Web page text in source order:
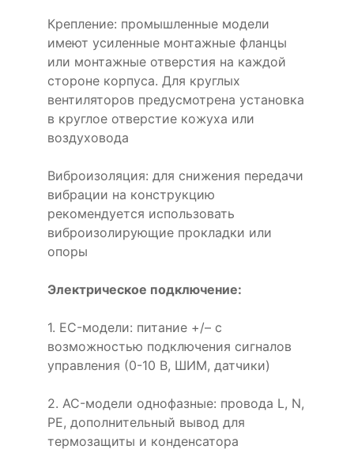
Крепление: промышленные модели
имеют усиленные монтажные фланцы
или монтажные отверстия на каждой
стороне корпуса. Для круглых
вентиляторов предусмотрена установка
в круглое отверстие кожуха или
воздуховода
Виброизоляция: для снижения передачи
вибрации на конструкцию
рекомендуется использовать
виброизолирующие прокладки или
опоры
Электрическое подключение:
1. EC-модели: питание +/– с
возможностью подключения сигналов
управления (0-10 В, ШИМ, датчики)
2. AC-модели однофазные: провода L, N,
PE, дополнительный вывод для
термозащиты и конденсатора